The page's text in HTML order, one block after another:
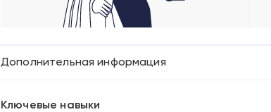
Дополнительная информация
Ключевые навыки